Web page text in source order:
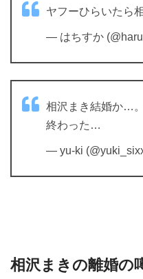
ヤフーひらいたら
— はちすか
相沢まき結婚か…
終わった…
— yu-ki
相沢まきの離婚の